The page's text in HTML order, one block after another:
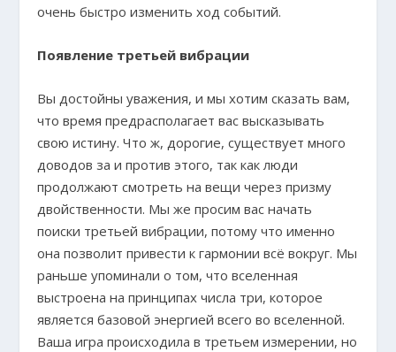
очень быстро изменить ход событий.
Появление третьей вибрации
Вы достойны уважения, и мы хотим сказать вам,
что время предрасполагает вас высказывать
свою истину. Что ж, дорогие, существует много
доводов за и против этого, так как люди
продолжают смотреть на вещи через призму
двойственности. Мы же просим вас начать
поиски третьей вибрации, потому что именно
она позволит привести к гармонии всё вокруг. Мы
раньше упоминали о том, что вселенная
выстроена на принципах числа три, которое
является базовой энергией всего во вселенной.
Ваша игра происходила в третьем измерении, но